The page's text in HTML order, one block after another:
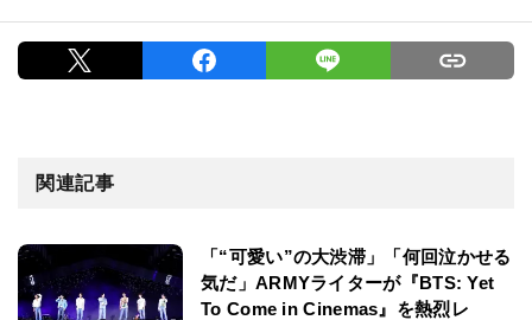
関連記事
「“可愛い”の大渋滞」「何回泣かせる
気だ」ARMYライターが『BTS: Yet
To Come in Cinemas』を熱烈レ